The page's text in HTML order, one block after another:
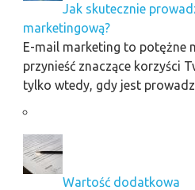
Jak skutecznie
marketingową?
E-mail marketing to potężne
przynieść znaczące korzyści
tylko wtedy, gdy jest
Wartość dodatkowa